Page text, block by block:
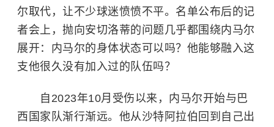
尔取代，让不少球迷愤愤不平。名单公布后的记
者会上，抛向安切洛蒂的问题几乎都围绕内马尔
展开：内马尔的身体状态可以吗？他能够融入这
支他很久没有加入过的队伍吗？
自2023年10月受伤以来，内马尔开始与巴
西国家队渐行渐远。他从沙特阿拉伯 回到自己出